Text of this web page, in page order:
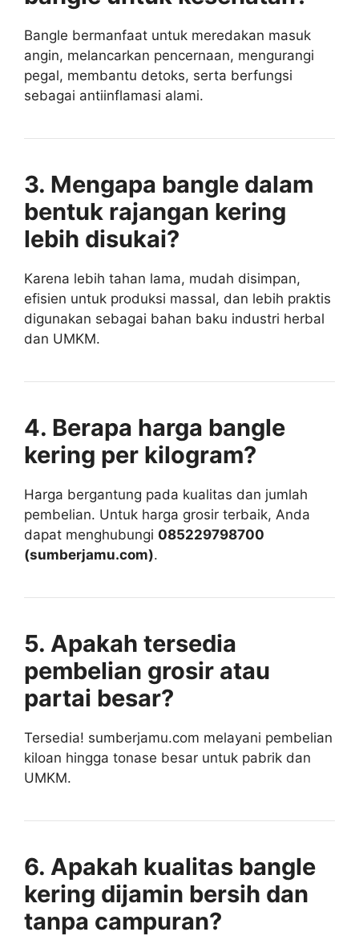
Bangle bermanfaat untuk meredakan masuk
angin, melancarkan pencernaan, mengurangi
pegal, membantu detoks, serta berfungsi
sebagai antiinflamasi alami.
3. Mengapa bangle dalam
bentuk rajangan kering
lebih disukai?
Karena lebih tahan lama, mudah disimpan,
efisien untuk produksi massal, dan lebih praktis
digunakan sebagai bahan baku industri herbal
dan UMKM.
4. Berapa harga bangle
kering per kilogram?
Harga bergantung pada kualitas dan jumlah
pembelian. Untuk harga grosir terbaik, Anda
dapat menghubungi 085229798700
(sumberjamu.com).
5. Apakah tersedia
pembelian grosir atau
partai besar?
Tersedia! sumberjamu.com melayani pembelian
kiloan hingga tonase besar untuk pabrik dan
UMKM.
6. Apakah kualitas bangle
kering dijamin bersih dan
tanpa campuran?